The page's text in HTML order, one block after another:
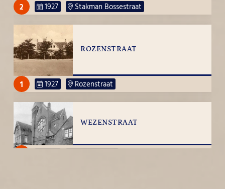
2 1927 Stakman Bossestraat
ROZENSTRAAT
1 1927 Rozenstraat
WEZENSTRAAT